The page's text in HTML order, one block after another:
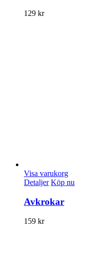
129 kr
Visa varukorg
Detaljer Köp nu
Avkrokar
159 kr